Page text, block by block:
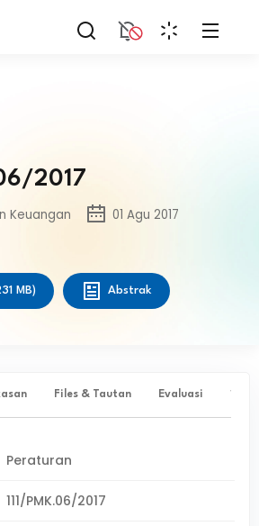
2017
Keuangan
01 Agu 2017
MB) Abstrak
Files & Tautan Evaluasi ✨
Peraturan
111/PMK.06/2017